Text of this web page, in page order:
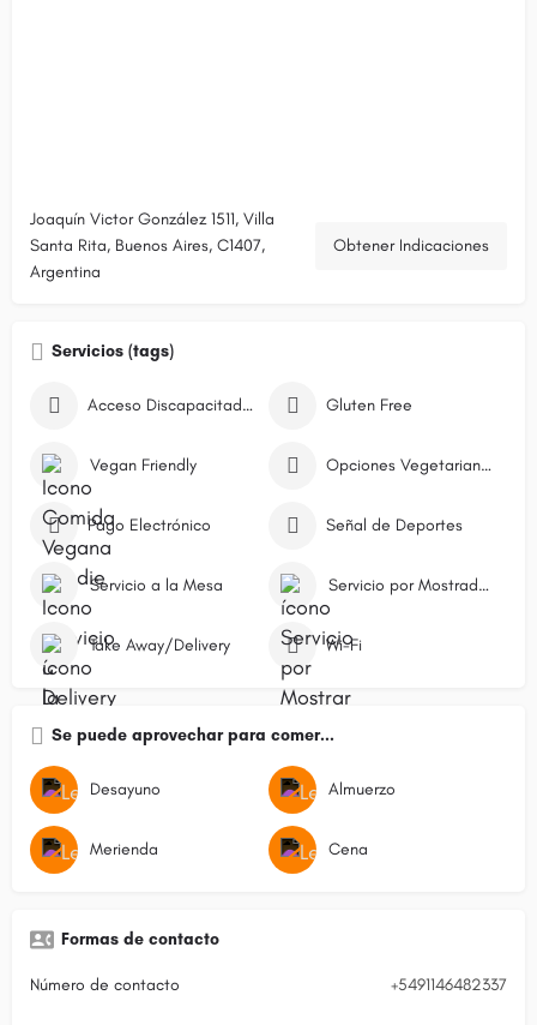
Joaquín Victor González 1511, Villa
Santa Rita, Buenos Aires, C1407,
Argentina
Obtener Indicaciones
Servicios (tags)
Acceso Discapacitados Gluten Free
Vegan Friendly Opciones Vegetarianas
Pago Electrónico Señal de Deportes
Servicio a la Mesa Servicio por Mostrador/Caja
Take Away/Delivery Wi-Fi
Se puede aprovechar para comer...
Desayuno Almuerzo
Merienda Cena
Formas de contacto
Número de contacto +5491146482337